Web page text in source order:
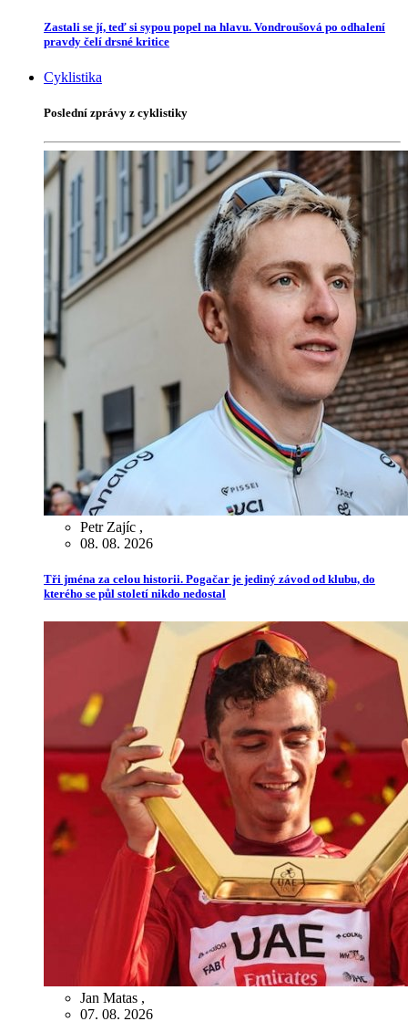
Zastali se jí, teď si sypou popel na hlavu. Vondroušová po odhalení
pravdy čelí drsné kritice
Cyklistika
Poslední zprávy z cyklistiky
Petr Zajíc ,
08. 08. 2026
Tři jména za celou historii. Pogačar je jediný závod od klubu, do
kterého se půl století nikdo nedostal
Jan Matas ,
07. 08. 2026